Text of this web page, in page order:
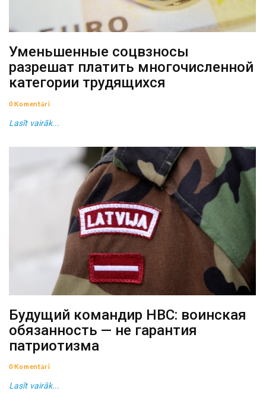
Уменьшенные соцвзносы
разрешат платить многочисленной
категории трудящихся
0 Komentāri
Lasīt vairāk...
Будущий командир НВС: воинская
обязанность — не гарантия
патриотизма
0 Komentāri
Lasīt vairāk...